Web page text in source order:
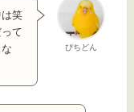
ぴちどん
笑
て